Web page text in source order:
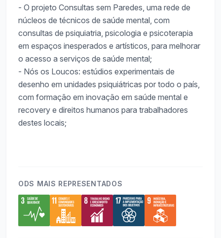
- O projeto Consultas sem Paredes, uma rede de
núcleos de técnicos de saúde mental, com
consultas de psiquiatria, psicologia e psicoterapia
em espaços inesperados e artísticos, para melhorar
o acesso a serviços de saúde mental;
- Nós os Loucos: estúdios experimentais de
desenho em unidades psiquiátricas por todo o país,
com formação em inovação em saúde mental e
recovery e direitos humanos para trabalhadores
destes locais;
ODS MAIS REPRESENTADOS